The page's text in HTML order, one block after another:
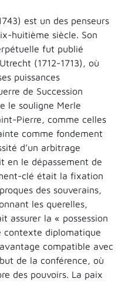
est un des penseurs
huitième siècle. Son
fut publié
(1712-1713), où
puissances
de Succession
le souligne Merle
Pierre, comme celles
comme fondement
d’un arbitrage
en le dépassement de
clé était la fixation
des souverains,
les querelles,
assurer la « possession
contexte diplomatique
compatible avec
de la conférence, où
des pouvoirs. La paix